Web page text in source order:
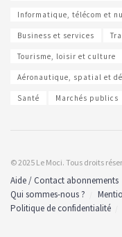
Informatique, télécom et
Business et services
Tourisme, loisir et culture
Aéronautique, spatial et
Santé Marchés publics
© 2025 Le Moci. Tous droits
Aide / Contact abonnements
Qui sommes-nous ?
Politique de confidentialité